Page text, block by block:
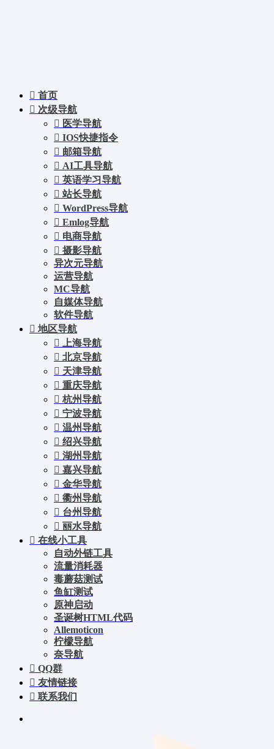
首页
次级导航
医学导航
IOS快捷指令
邮箱导航
AI工具导航
英语学习导航
站长导航
WordPress导航
Emlog导航
电商导航
摄影导航
异次元导航
运营导航
MC导航
自媒体导航
软件导航
地区导航
上海导航
北京导航
天津导航
重庆导航
杭州导航
宁波导航
温州导航
绍兴导航
湖州导航
嘉兴导航
金华导航
衢州导航
台州导航
丽水导航
在线小工具
自动外链工具
流量消耗器
毒蘑菇测试
鱼缸测试
原神启动
圣诞树HTML代码
Allemoticon
柠檬导航
奈导航
QQ群
友情链接
联系我们